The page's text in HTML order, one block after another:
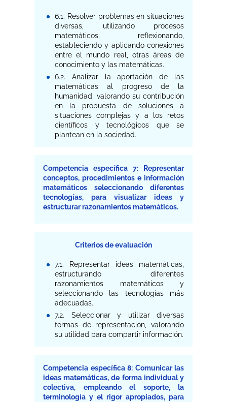
6.1. Resolver problemas en situaciones
diversas, utilizando procesos
matemáticos, reflexionando,
estableciendo y aplicando conexiones
entre el mundo real, otras áreas de
conocimiento y las matemáticas.
6.2. Analizar la aportación de las
matemáticas al progreso de la
humanidad, valorando su contribución
en la propuesta de soluciones a
situaciones complejas y a los retos
científicos y tecnológicos que se
plantean en la sociedad.
Competencia específica 7: Representar
conceptos, procedimientos e información
matemáticos seleccionando diferentes
tecnologías, para visualizar ideas y
estructurar razonamientos matemáticos.
Criterios de evaluación
7.1. Representar ideas matemáticas,
estructurando diferentes
razonamientos matemáticos y
seleccionando las tecnologías más
adecuadas.
7.2. Seleccionar y utilizar diversas
formas de representación, valorando
su utilidad para compartir información.
Competencia específica 8: Comunicar las
ideas matemáticas, de forma individual y
colectiva, empleando el soporte, la
terminología y el rigor apropiados, para